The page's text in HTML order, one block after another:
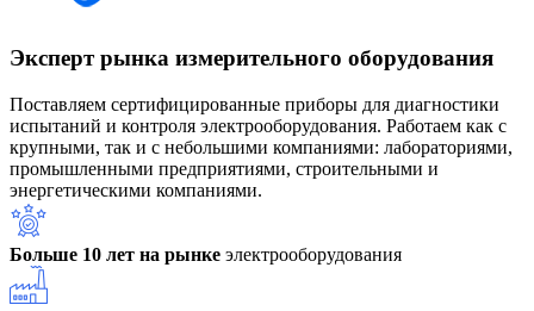
Эксперт рынка измерительного оборудования
Поставляем сертифицированные приборы для диагностики
испытаний и контроля электрооборудования. Работаем как с
крупными, так и с небольшими компаниями: лабораториями,
промышленными предприятиями, строительными и
энергетическими компаниями.
Больше 10 лет на рынке электрооборудования